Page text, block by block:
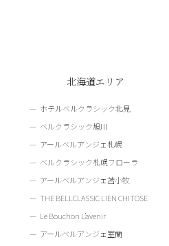
北海道エリア
ホテルベルクラシック北見
ベルクラシック旭川
アールベルアンジェ札幌
ベルクラシック札幌フローラ
アールベルアンジェ苫小牧
THE BELLCLASSIC LIEN CHITOSE
Le Bouchon L’avenir
アールベルアンジェ室蘭